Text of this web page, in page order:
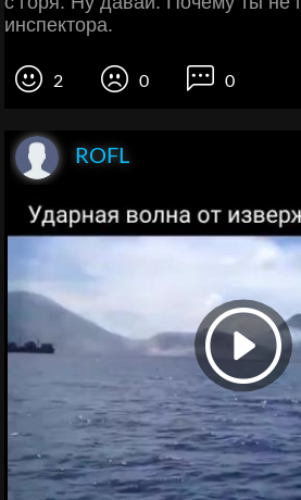
инспектора.
2 0 0
ROFL